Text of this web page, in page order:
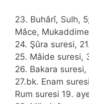
23. Buhârî, Sulh,
Mâce,
24. Şûra suresi,
25. Mâide suresi,
26. Bakara suresi,
27.bk. Enam
Rum suresi 19.